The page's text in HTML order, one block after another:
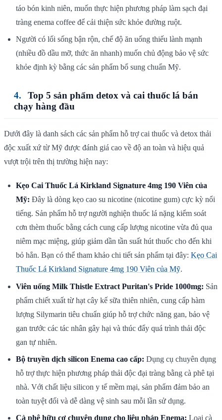
táo bón kinh niên, muốn thực hiện phương pháp làm sạch đại
tràng enema coffee để cải thiện sức khỏe đường ruột.
Người có lối sống bận rộn, chế độ ăn uống thiếu lành mạnh
(nhiều đồ dầu mỡ, thức ăn nhanh) muốn chủ động bảo vệ sức
khỏe định kỳ bằng các sản phẩm bổ sung chuẩn Mỹ.
Top 5 sản phẩm detox và cai thuốc lá bán
chạy hàng đầu
Dưới đây là danh sách các sản phẩm hỗ trợ cai thuốc và detox thải
độc xuất xứ từ Mỹ được đánh giá cao về độ an toàn và hiệu quả
vượt trội trên thị trường hiện nay:
Kẹo Cai Thuốc Lá Kirkland Signature 4mg 190 Viên của
Mỹ: Đây là dòng kẹo cao su nicotine (nicotine gum) cực kỳ nổi
tiếng. Sản phẩm hỗ trợ người nghiện thuốc lá nặng kiểm soát
cơn thèm thuốc bằng cách cung cấp lượng nicotine vừa đủ qua
niêm mạc miệng, giúp giảm dần tần suất hút thuốc cho đến khi
bỏ hẳn. Bạn có thể tham khảo chi tiết sản phẩm tại đây: Kẹo Cai
Thuốc Lá Kirkland Signature 4mg 190 Viên của Mỹ.
Viên uống Milk Thistle Extract Puritan's Pride 1000mg: Sản
phẩm chiết xuất từ hạt cây kế sữa thiên nhiên, cung cấp hàm
lượng Silymarin tiêu chuẩn giúp hỗ trợ chức năng gan, bảo vệ
gan trước các tác nhân gây hại và thúc đẩy quá trình thải độc
gan tự nhiên.
Bộ truyền dịch silicon Enema cao cấp: Dụng cụ chuyên dụng
hỗ trợ thực hiện phương pháp thải độc đại tràng bằng cà phê tại
nhà. Với chất liệu silicon y tế mềm mại, sản phẩm đảm bảo an
toàn tuyệt đối và dễ dàng vệ sinh sau mỗi lần sử dụng.
Cà phê hữu cơ chuyên dụng cho liệu pháp Enema: Loại cà